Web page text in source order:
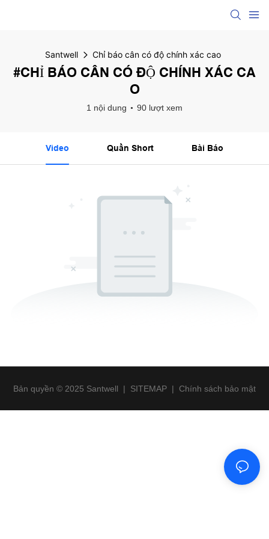
Santwell Chỉ báo cân có độ chính xác cao
#CHỈ BÁO CÂN CÓ ĐỘ CHÍNH XÁC CA
O
1 nội dung 90 lượt xem
Video Quần Short Bài Báo
Bản quyền © 2025 Santwell | SITEMAP | Chính sách bảo mật